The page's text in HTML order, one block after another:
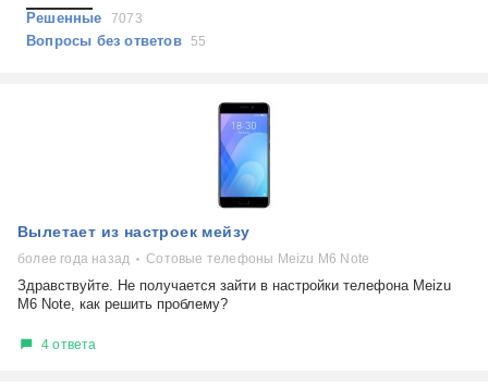
Наушники
Выберите...
не включается
самопроизвольное выключение
выдает ошибку
плохо работает
решение проблемы
Решенные 7073
Вопросы без ответов55
Вылетает из настроек мейзу
более года назад Сотовые телефоны Meizu M6 Note
Здравствуйте. Не получается зайти в настройки телефона Meizu
M6 Note, как решить проблему?
4 ответа